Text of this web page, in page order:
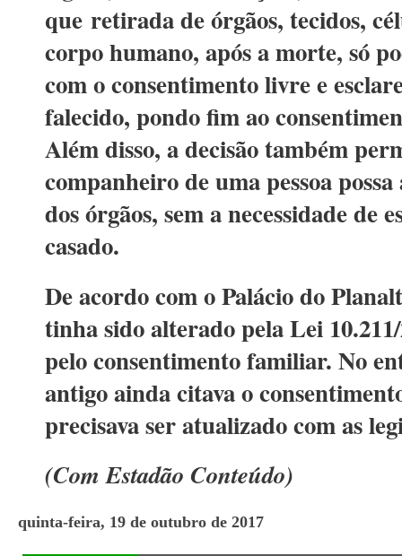
que retirada de órgãos, tecidos,
corpo humano, após a morte, só
com o consentimento livre e
falecido, pondo fim ao
Além disso, a decisão também
companheiro de uma pessoa
dos órgãos, sem a necessidade de
casado.
De acordo com o Palácio do
tinha sido alterado pela Lei
pelo consentimento familiar. No
antigo ainda citava o
precisava ser atualizado com as
(Com Estadão Conteúdo)
quinta-feira, 19 de outubro de 2017